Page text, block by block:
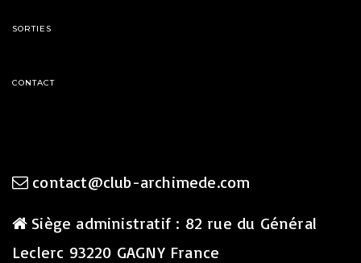
SORTIES
CONTACT
contact@club-archimede.com
Siège administratif : 82 rue du Général
Leclerc 93220 GAGNY France